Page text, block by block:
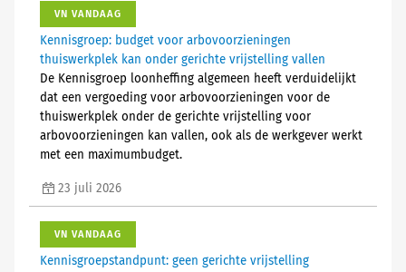
VN VANDAAG
Kennisgroep: budget voor arbovoorzieningen
thuiswerkplek kan onder gerichte vrijstelling vallen
De Kennisgroep loonheffing algemeen heeft verduidelijkt
dat een vergoeding voor arbovoorzieningen voor de
thuiswerkplek onder de gerichte vrijstelling voor
arbovoorzieningen kan vallen, ook als de werkgever werkt
met een maximumbudget.
23 juli 2026
VN VANDAAG
Kennisgroepstandpunt: geen gerichte vrijstelling